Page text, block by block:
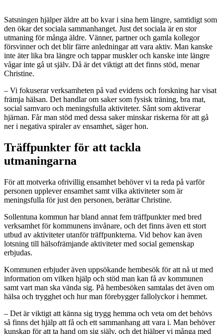
Satsningen hjälper äldre att bo kvar i sina hem längre, samtidigt som
den ökar det sociala sammanhanget. Just det sociala är en stor
utmaning för många äldre. Vänner, partner och gamla kollegor
försvinner och det blir färre anledningar att vara aktiv. Man kanske
inte äter lika bra längre och tappar muskler och kanske inte längre
vågar inte gå ut själv. Då är det viktigt att det finns stöd, menar
Christine.
– Vi fokuserar verksamheten på vad evidens och forskning har visat
främja hälsan. Det handlar om saker som fysisk träning, bra mat,
social samvaro och meningsfulla aktiviteter. Sånt som aktiverar
hjärnan. Får man stöd med dessa saker minskar riskerna för att gå
ner i negativa spiraler av ensamhet, säger hon.
Träffpunkter för att tackla
utmaningarna
För att motverka ofrivillig ensamhet behöver vi ta reda på varför
personen upplever ensamhet samt vilka aktiviteter som är
meningsfulla för just den personen, berättar Christine.
Sollentuna kommun har bland annat fem träffpunkter med bred
verksamhet för kommunens invånare, och det finns även ett stort
utbud av aktiviteter utanför träffpunkterna. Vid behov kan även
lotsning till hälsofrämjande aktiviteter med social gemenskap
erbjudas.
Kommunen erbjuder även uppsökande hembesök för att nå ut med
information om vilken hjälp och stöd man kan få av kommunen
samt vart man ska vända sig. På hembesöken samtalas det även om
hälsa och trygghet och hur man förebygger fallolyckor i hemmet.
– Det är viktigt att känna sig trygg hemma och veta om det behövs
så finns det hjälp att få och ett sammanhang att vara i. Man behöver
kunskap för att ta hand om sig själv, och det hjälper vi många med